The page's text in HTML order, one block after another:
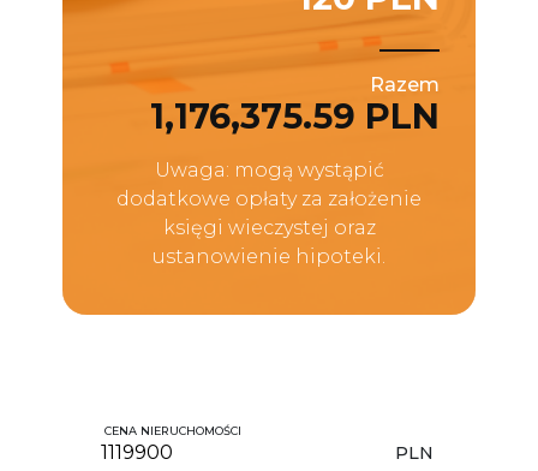
Razem
1,176,375.59 PLN
Uwaga: mogą wystąpić
dodatkowe opłaty za założenie
księgi wieczystej oraz
ustanowienie hipoteki.
CENA NIERUCHOMOŚCI
PLN